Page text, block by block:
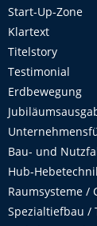
Start-Up-Zone
Klartext
Titelstory
Testimonial
Erdbewegung
Bau- und
Hub-
Raumsysteme /
Spezialtiefbau /